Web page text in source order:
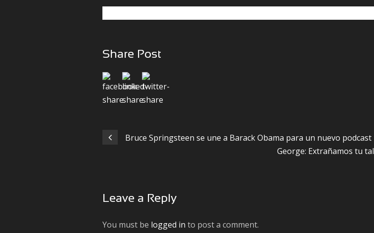
Share Post
Bruce Springsteen se une a Barack Obama para un nuevo podcast
George: Extrañamos tu
Leave a Reply
You must be logged in to post a comment.